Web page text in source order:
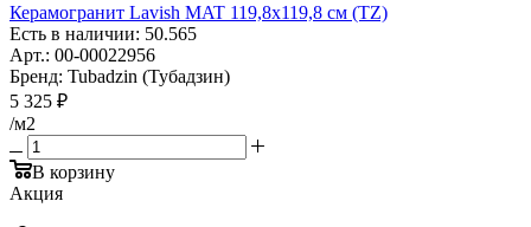
Керамогранит Lavish MAT 119,8x119,8 см (TZ)
Есть в наличии: 50.565
Арт.: 00-00022956
Бренд: Tubadzin (Тубадзин)
5 325 ₽
/м2
В корзину
Акция